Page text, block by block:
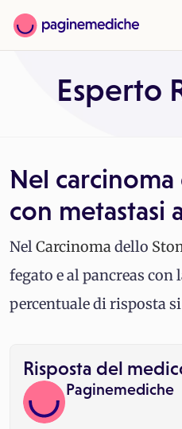
Esperto
Nel
con metastasi
NelCarcinomadello
fegato e al pancreas con
percentuale di risposta si
Risposta del
Paginemediche